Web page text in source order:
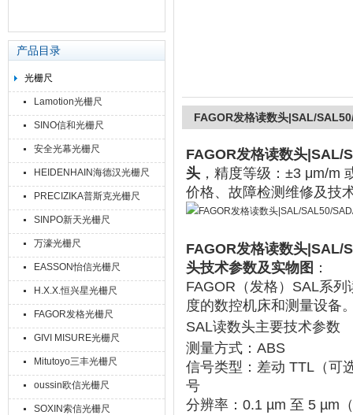
产品目录
光栅尺
Lamotion光栅尺
SINO信和光栅尺
安全光幕光栅尺
HEIDENHAIN海德汉光栅尺
PRECIZIKA普斯克光栅尺
SINPO新天光栅尺
万濠光栅尺
EASSON怡信光栅尺
H.X.X.恒兴星光栅尺
FAGOR发格光栅尺
GIVI MISURE光栅尺
Mitutoyo三丰光栅尺
oussin欧信光栅尺
SOXIN索信光栅尺
FAGOR发格读数头|SAL/
FAGOR发格读数头|SAL/
头 ，精度等级‌：‌±3 μm/m‌
价格、故障检测维修及技
FAGOR发格读数头|SAL/
头技术参数及实物图 ：
FAGOR（发格）SAL系列
度的数控机床和测量设备
SAL读数头主要技术参数
测量方式 ‌：ABS
信号类型 ：差动 TTL（可
号
分辨率 ‌：‌ 0.1 µm 至 5 µm